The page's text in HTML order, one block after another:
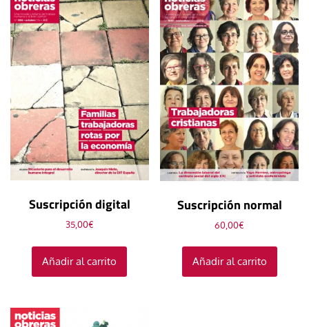
Suscripción digital
35,00€
Añadir al carrito
Suscripción normal
60,00€
Añadir al carrito